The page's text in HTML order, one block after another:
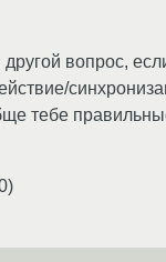
другой вопрос,
тебе
)